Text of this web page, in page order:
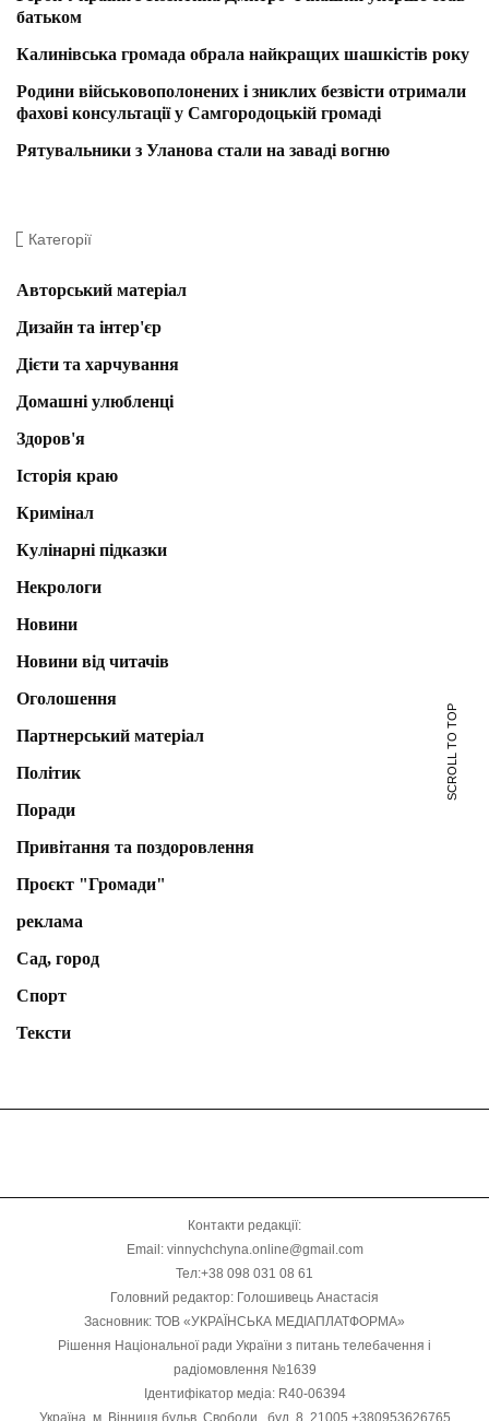
батьком
Калинівська громада обрала найкращих шашкістів року
Родини військовополонених і зниклих безвісти отримали
фахові консультації у Самгородоцькій громаді
Рятувальники з Уланова стали на заваді вогню
Категорії
Авторський матеріал
Дизайн та інтер'єр
Дієти та харчування
Домашні улюбленці
Здоров'я
Історія краю
Кримінал
Кулінарні підказки
Некрологи
Новини
Новини від читачів
Оголошення
Партнерський матеріал
Політик
Поради
Привітання та поздоровлення
Проєкт "Громади"
реклама
Сад, город
Спорт
Тексти
SCROLL TO TOP
Контакти редакції:
Email: vinnychchyna.online@gmail.com
Тел:+38 098 031 08 61
Головний редактор: Голошивець Анастасія
Засновник: ТОВ «УКРАЇНСЬКА МЕДІАПЛАТФОРМА»
Рішення Національної ради України з питань телебачення і
радіомовлення №1639
Ідентифікатор медіа: R40-06394
Україна, м. Вінниця бульв. Свободи , буд. 8, 21005 +380953626765